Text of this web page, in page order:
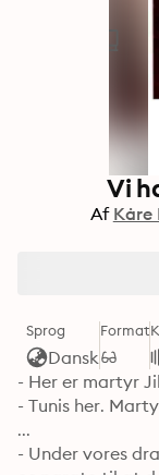
Vi
Af Kåre
Sprog
Dansk
Format
- Her er martyr
- Tunis her.
...
- Under vores